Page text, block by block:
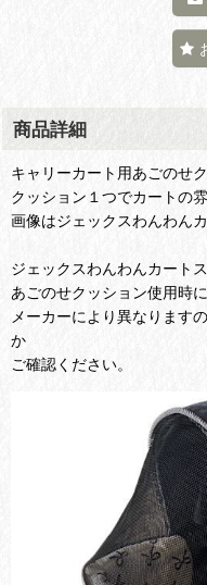
商品詳細
キャリーカート用あごのせ
クッション１つでカートの
画像はジェックスわんわん
ジェックスわんわんカート
あごのせクッション使用時
メーカーにより異なります
か
ご確認ください。